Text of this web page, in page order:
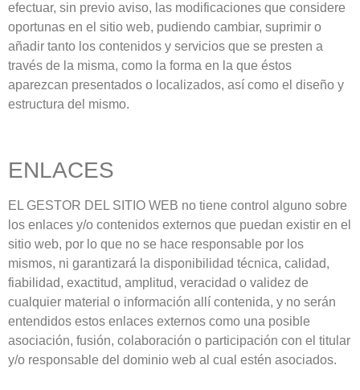
efectuar, sin previo aviso, las modificaciones que considere
oportunas en el sitio web, pudiendo cambiar, suprimir o
añadir tanto los contenidos y servicios que se presten a
través de la misma, como la forma en la que éstos
aparezcan presentados o localizados, así como el diseño y
estructura del mismo.
ENLACES
EL GESTOR DEL SITIO WEB no tiene control alguno sobre
los enlaces y/o contenidos externos que puedan existir en el
sitio web, por lo que no se hace responsable por los
mismos, ni garantizará la disponibilidad técnica, calidad,
fiabilidad, exactitud, amplitud, veracidad o validez de
cualquier material o información allí contenida, y no serán
entendidos estos enlaces externos como una posible
asociación, fusión, colaboración o participación con el titular
y/o responsable del dominio web al cual estén asociados.